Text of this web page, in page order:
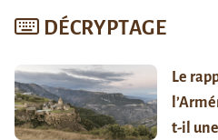
DÉCRYPTAGE
Le
t-il